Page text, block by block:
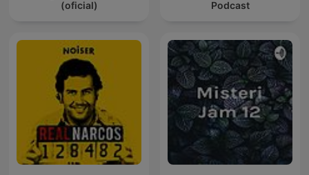
(oficial)
Podcast